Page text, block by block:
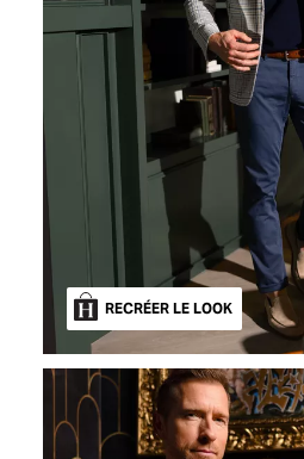
RECRÉER LE LOOK